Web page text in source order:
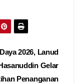
2026, Lanud
Gelar
Penanganan